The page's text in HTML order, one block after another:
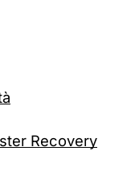
Recovery